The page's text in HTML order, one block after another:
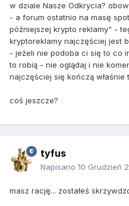
w dziale Nasze Odkrycia?
- a forum ostatnio na masę
późniejszej krypto reklamy" -
kryptoreklamy najczęściej jest
- jeżeli nie podoba ci się to co
to robią - nie oglądaj i nie
najczęściej się kończą właśnie
coś jeszcze?
tyfus
Napisano 10 Grudzień
masz rację... zostałeś